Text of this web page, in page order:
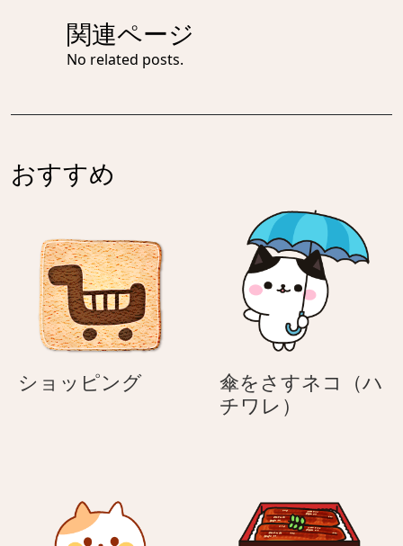
関連ページ
No related posts.
おすすめ
ショッピングシ
傘をさすネコ（ハ
チワレ）
ネ
コ